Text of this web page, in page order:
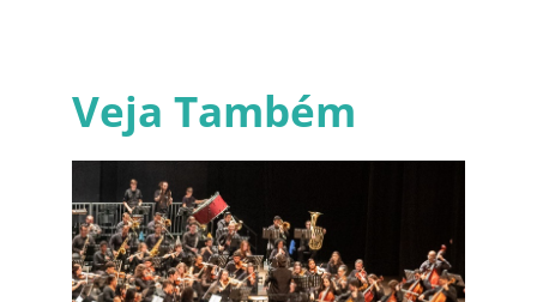
Veja Também